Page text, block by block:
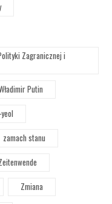
Zagranicznej i
Putin
zamach stanu
Zmiana